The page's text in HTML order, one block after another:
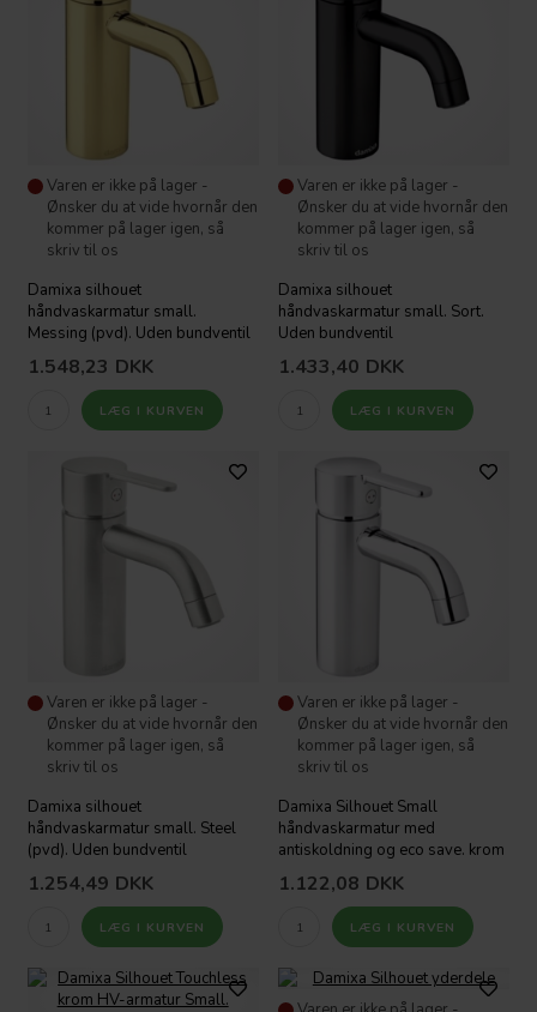
Varen er ikke på lager -
Ønsker du at vide hvornår den
kommer på lager igen, så
skriv til os
Damixa silhouet
håndvaskarmatur small.
Messing (pvd). Uden bundventil
1.548,23 DKK
Varen er ikke på lager -
Ønsker du at vide hvornår den
kommer på lager igen, så
skriv til os
Damixa silhouet
håndvaskarmatur small. Sort.
Uden bundventil
1.433,40 DKK
Varen er ikke på lager -
Ønsker du at vide hvornår den
kommer på lager igen, så
skriv til os
Damixa silhouet
håndvaskarmatur small. Steel
(pvd). Uden bundventil
1.254,49 DKK
Varen er ikke på lager -
Ønsker du at vide hvornår den
kommer på lager igen, så
skriv til os
Damixa Silhouet Small
håndvaskarmatur med
antiskoldning og eco save. krom
1.122,08 DKK